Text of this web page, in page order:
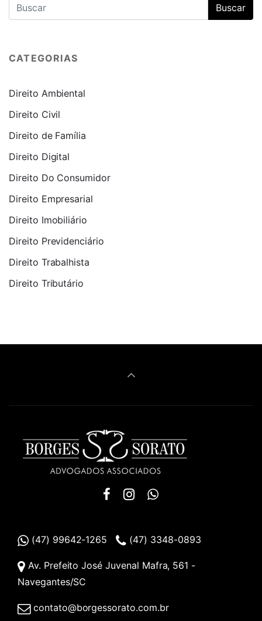
CATEGORIAS
Direito Ambiental
Direito Civil
Direito de Família
Direito Digital
Direito Do Consumidor
Direito Empresarial
Direito Imobiliário
Direito Previdenciário
Direito Trabalhista
Direito Tributário
(47) 99642-1265 (47) 3348-0893
Av. Prefeito José Juvenal Mafra, 561 -
Navegantes/SC
contato@borgessorato.com.br